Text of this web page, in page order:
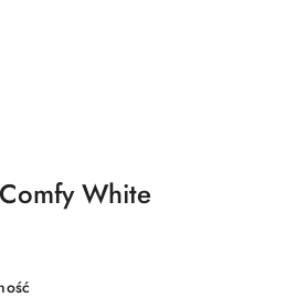
White